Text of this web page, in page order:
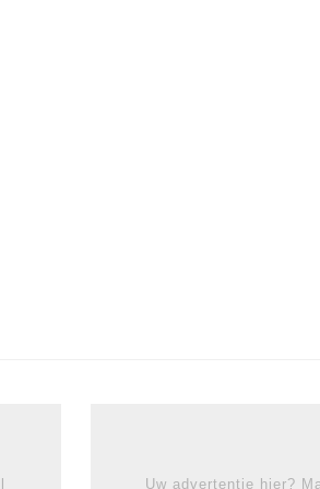
Uw advertentie hier?